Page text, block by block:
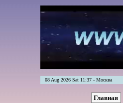
08 Aug 2026 Sat 11:37 - Москва
Главная